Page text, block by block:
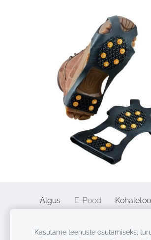
Algus E-Pood
Küpsised
Kasutame teenuste osutamiseks,